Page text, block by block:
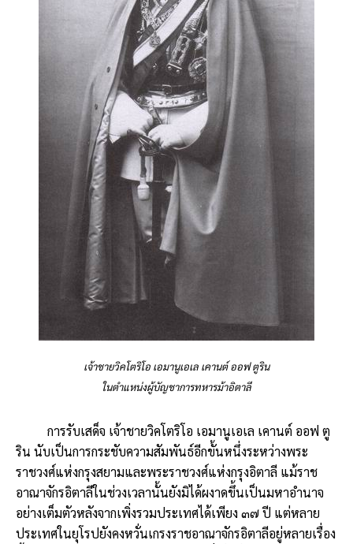
เจ้าชายวิคโตริโอ เอมานูเอเล เคานต์ ออฟ ตูริน
ในตำแหน่งผู้บัญชาการทหารม้าอิตาลี
การรับเสด็จ เจ้าชายวิคโตริโอ เอมานูเอเล เคานต์ ออฟ ตู
ริน นับเป็นการกระชับความสัมพันธ์อีกขั้นหนึ่งระหว่างพระ
ราชวงศ์แห่งกรุงสยามและพระราชวงศ์แห่งกรุงอิตาลี แม้ราช
อาณาจักรอิตาลีในช่วงเวลานั้นยังมิได้ผงาดขึ้นเป็นมหาอำนาจ
อย่างเต็มตัวหลังจากเพิ่งรวมประเทศได้เพียง ๓๗ ปี แต่หลาย
ประเทศในยุโรปยังคงหวั่นเกรงราชอาณาจักรอิตาลีอยู่หลายเรื่อง